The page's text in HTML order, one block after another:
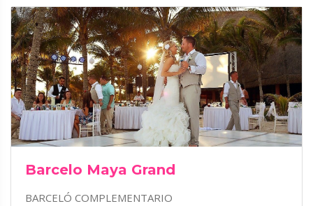
Barcelo Maya Grand
BARCELÓ COMPLEMENTARIO